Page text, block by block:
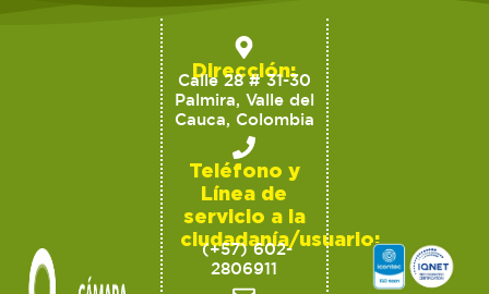
Dirección:
Calle 28 # 31-30
Palmira, Valle del
Cauca, Colombia
Teléfono y
Línea de
servicio a la
ciudadanía/usuario:
(+57) 602-
2806911